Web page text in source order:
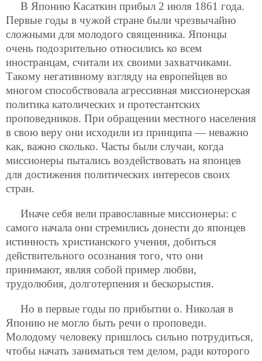
В Японию Касаткин прибыл 2 июля 1861 года.
Первые годы в чужой стране были чрезвычайно
сложными для молодого священника. Японцы
очень подозрительно относились ко всем
иностранцам, считали их своими захватчиками.
Такому негативному взгляду на европейцев во
многом способствовала агрессивная миссионерская
политика католических и протестантских
проповедников. При обращении местного населения
в свою веру они исходили из принципа — неважно
как, важно сколько. Часты были случаи, когда
миссионеры пытались воздействовать на японцев
для достижения политических интересов своих
стран.
Иначе себя вели православные миссионеры: с
самого начала они стремились донести до японцев
истинность христианского учения, добиться
действительного осознания того, что они
принимают, являя собой пример любви,
трудолюбия, долготерпения и бескорыстия.
Но в первые годы по прибытии о. Николая в
Японию не могло быть речи о проповеди.
Молодому человеку пришлось сильно потрудиться,
чтобы начать заниматься тем делом, ради которого